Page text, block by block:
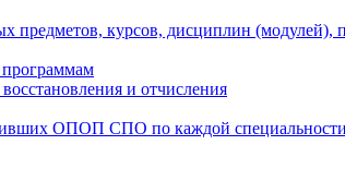
предметов, курсов, дисциплин
и отчисления
ОПОП СПО по каждой специальности